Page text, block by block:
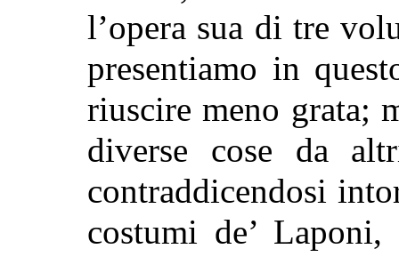
l’opera sua di tre
presentiamo in
riuscire meno grata;
diverse cose da
contraddicendosi
costumi de’